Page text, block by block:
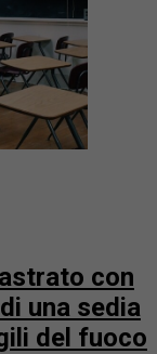
con
una sedia
del fuoco